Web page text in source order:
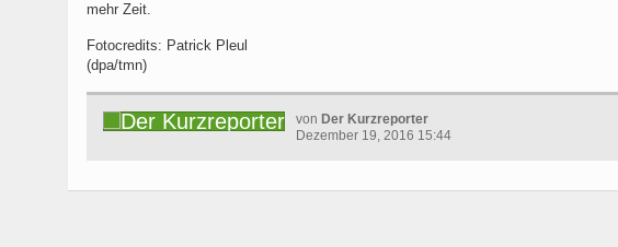
mehr Zeit.
Fotocredits: Patrick Pleul
(dpa/tmn)
von Der Kurzreporter
Dezember 19, 2016 15:44